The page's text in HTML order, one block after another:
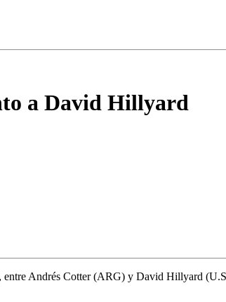
a David Hillyard
entreAndrés Cotter(ARG) y David Hillyard